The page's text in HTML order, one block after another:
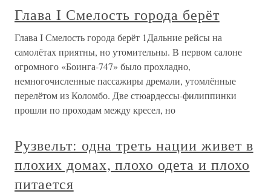
Глава I Смелость города берёт
Глава I Смелость города берёт 1Дальние рейсы на
самолётах приятны, но утомительны. В первом салоне
огромного «Боинга-747» было прохладно,
немногочисленные пассажиры дремали, утомлённые
перелётом из Коломбо. Две стюардессы-филиппинки
прошли по проходам между кресел, но
Рузвельт: одна треть нации живет в
плохих домах, плохо одета и плохо
питается